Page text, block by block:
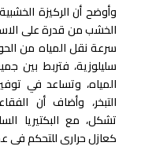
وأوضح أن الركيزة
الخشب من قدرة على
سرعة نقل المياه من
سليلوزية، فتربط بين
المياه، وتساعد في
التبخر، وأضاف أن
تشكل، مع البكتيريا
كعازل حراري للتحكم في